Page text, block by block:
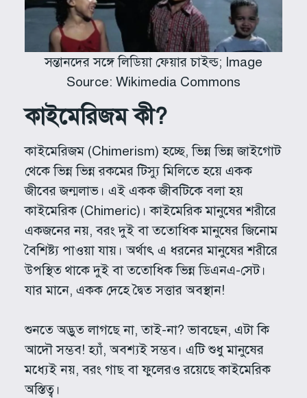
সন্তানদের সঙ্গে লিডিয়া ফেয়ার চাইল্ড; Image
Source: Wikimedia Commons
কাইমেরিজম কী?
কাইমেরিজম (Chimerism) হচ্ছে, ভিন্ন ভিন্ন জাইগোট
থেকে ভিন্ন ভিন্ন রকমের টিস্যু মিলিতে হয়ে একক
জীবের জন্মলাভ। এই একক জীবটিকে বলা হয়
কাইমেরিক (Chimeric)। কাইমেরিক মানুষের শরীরে
একজনের নয়, বরং দুই বা ততোধিক মানুষের জিনোম
বৈশিষ্ট্য পাওয়া যায়। অর্থাৎ এ ধরনের মানুষের শরীরে
উপস্থিত থাকে দুই বা ততোধিক ভিন্ন ডিএনএ-সেট।
যার মানে, একক দেহে দ্বৈত সত্তার অবস্থান!
শুনতে অদ্ভুত লাগছে না, তাই-না? ভাবছেন, এটা কি
আদৌ সম্ভব! হ্যাঁ, অবশ্যই সম্ভব। এটি শুধু মানুষের
মধ্যেই নয়, বরং গাছ বা ফুলেরও রয়েছে কাইমেরিক
অস্তিত্ব।